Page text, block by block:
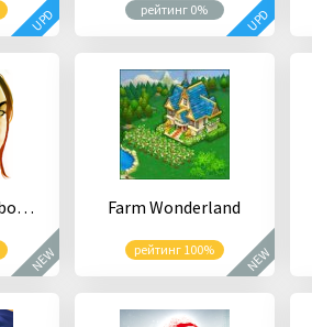
UPD рейтинг 0% UPD
Tech Deck Skateboarding
NEW
Farm Wonderland
рейтинг 100% NEW